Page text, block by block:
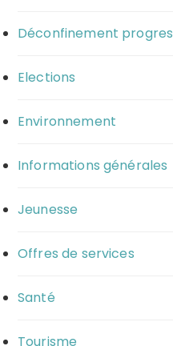
Déconfinement
Elections
Environnement
Informations générales
Jeunesse
Offres de services
Santé
Tourisme